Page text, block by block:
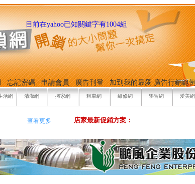
事網 目前在yahoo已知關鍵字有1004組
忘記密碼 申請會員 廣告刊登 加到我的最愛 廣告行銷範例
活網 清潔網 搬家網 租車網 維修網 學習網 愛美網
查看更多 店家最新促銷方案：